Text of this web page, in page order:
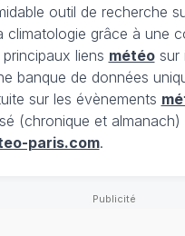
outil de recherche
climatologie grâce à une
principaux liens météosur
banque de données
sur les évènements
(chronique et almanach)
paris.com.